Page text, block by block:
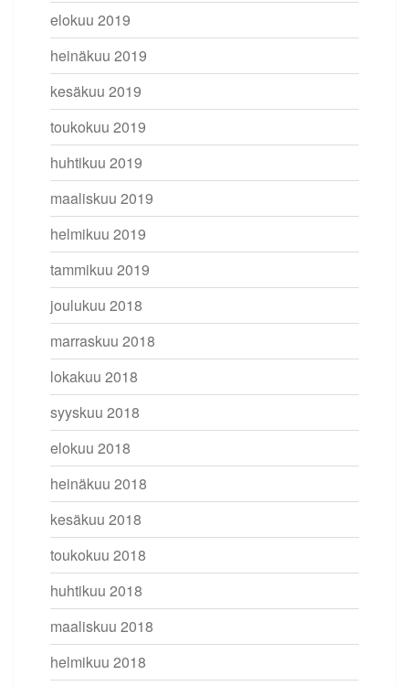
elokuu 2019
heinäkuu 2019
kesäkuu 2019
toukokuu 2019
huhtikuu 2019
maaliskuu 2019
helmikuu 2019
tammikuu 2019
joulukuu 2018
marraskuu 2018
lokakuu 2018
syyskuu 2018
elokuu 2018
heinäkuu 2018
kesäkuu 2018
toukokuu 2018
huhtikuu 2018
maaliskuu 2018
helmikuu 2018